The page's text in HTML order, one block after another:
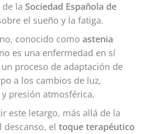
la Sociedad Española de
el sueño y la fatiga.
conocido como astenia
es una enfermedad en sí
proceso de adaptación de
a los cambios de luz,
presión atmosférica.
este letargo, más allá de la
el toque terapéutico